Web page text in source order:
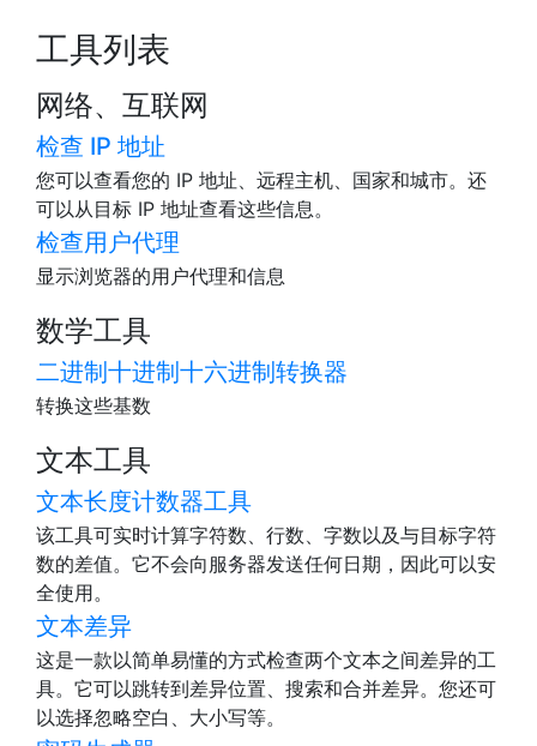
工具列表
网络、互联网
检查 IP 地址
您可以查看您的 IP 地址、远程主机、国家和城市。还
可以从目标 IP 地址查看这些信息。
检查用户代理
显示浏览器的用户代理和信息
数学工具
二进制十进制十六进制转换器
转换这些基数
文本工具
文本长度计数器工具
该工具可实时计算字符数、行数、字数以及与目标字符
数的差值。它不会向服务器发送任何日期，因此可以安
全使用。
文本差异
这是一款以简单易懂的方式检查两个文本之间差异的工
具。它可以跳转到差异位置、搜索和合并差异。您还可
以选择忽略空白、大小写等。